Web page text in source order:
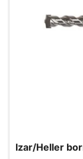
Izar/Heller